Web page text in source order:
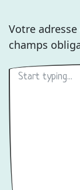
Votre
champs